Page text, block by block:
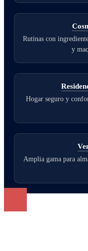
Rutinas con
y
Hogar seguro y
Amplia gama para